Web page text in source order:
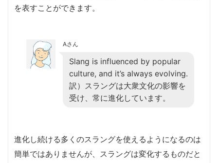
を表すことができます。
Aさん
Slang is influenced by popular
culture, and it’s always evolving.
訳）スラングは大衆文化の影響を
受け、常に進化しています。
進化し続ける多くのスラングを使えるようになるのは
簡単ではありませんが、スラングは変化するものだと